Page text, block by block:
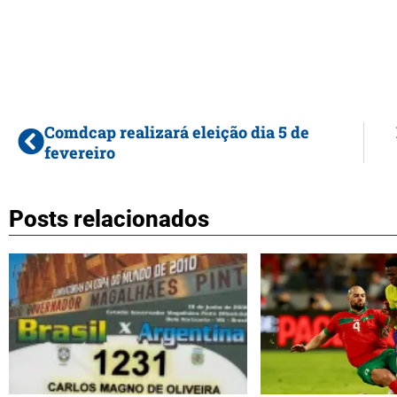
Comdcap realizará eleição dia 5 de
fevereiro
Posts relacionados